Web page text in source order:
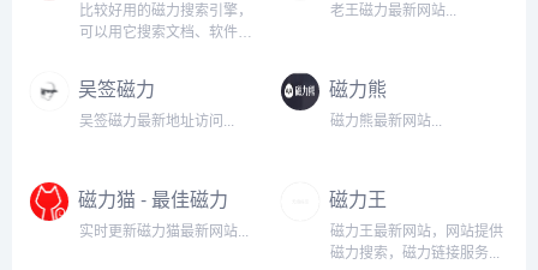
比较好用的磁力搜索引擎，
可以用它搜索文档、软件、
般用它来找一些影院上线不
久的电影，不仅免费还高
清。...
老王磁力最新网站...
吴签磁力
吴签磁力最新地址访问...
磁力熊
磁力熊最新网站...
磁力猫 - 最佳磁力
搜索
实时更新磁力猫最新网站...
磁力王
磁力王最新网站，网站提供
磁力搜索，磁力链接服务...